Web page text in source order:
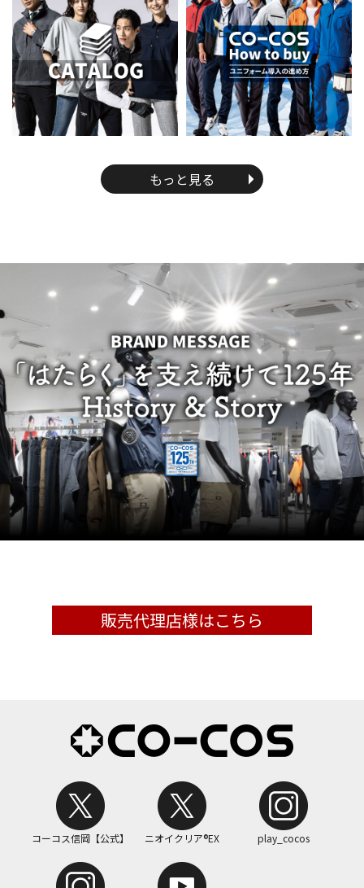
もっと見る
販売代理店様はこちら
コーコス信岡【公式】 ニオイクリア®EX play_cocos